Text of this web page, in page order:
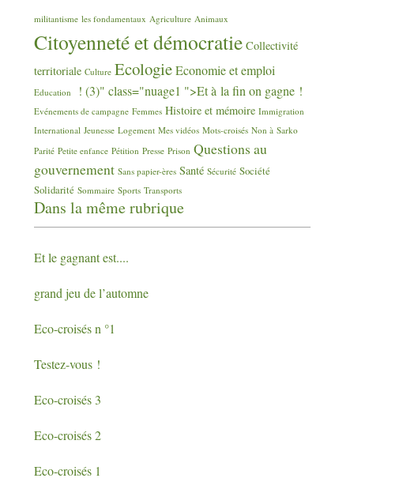
militantisme les fondamentaux Agriculture Animaux
Citoyenneté et démocratie Collectivité
territoriale Culture EcologieEconomie et emploi
Education ! (3)" class="nuage1 ">Et à la fin on gagne !
Evénements de campagne Femmes Histoire et mémoire Immigration
International Jeunesse Logement Mes vidéos Mots-croisés Non à Sarko
Parité Petite enfance Pétition Presse Prison Questions au
gouvernement Sans papier-ères Santé Sécurité Société
Solidarité Sommaire Sports Transports
Dans la même rubrique
Et le gagnant est....
grand jeu de l’automne
Eco-croisés n °1
Testez-vous !
Eco-croisés 3
Eco-croisés 2
Eco-croisés 1